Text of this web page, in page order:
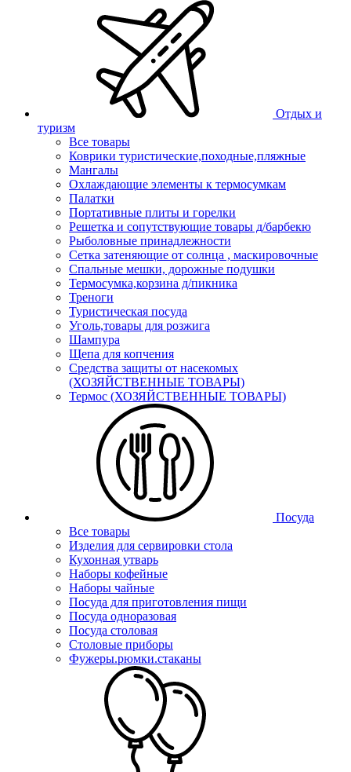
Отдых и
туризм
Все товары
Коврики туристические,походные,пляжные
Мангалы
Охлаждающие элементы к термосумкам
Палатки
Портативные плиты и горелки
Решетка и сопутствующие товары д/барбекю
Рыболовные принадлежности
Сетка затеняющие от солнца , маскировочные
Спальные мешки, дорожные подушки
Термосумка,корзина д/пикника
Треноги
Туристическая посуда
Уголь,товары для розжига
Шампура
Щепа для копчения
Средства защиты от насекомых
(ХОЗЯЙСТВЕННЫЕ ТОВАРЫ)
Термос (ХОЗЯЙСТВЕННЫЕ ТОВАРЫ)
Посуда
Все товары
Изделия для сервировки стола
Кухонная утварь
Наборы кофейные
Наборы чайные
Посуда для приготовления пищи
Посуда одноразовая
Посуда столовая
Столовые приборы
Фужеры.рюмки.стаканы